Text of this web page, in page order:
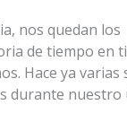
nos quedan los
de tiempo en
Hace ya varias
durante nuestro